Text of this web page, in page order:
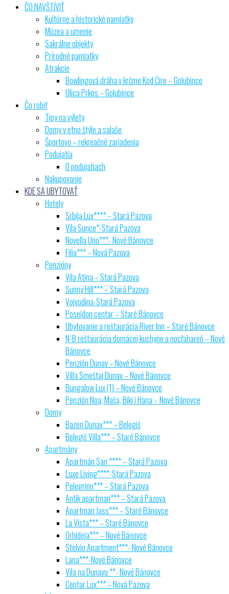
ČO NAVŠTĺVIŤ
Kultúrne a historické pamiatky
Múzea a umenie
Sakrálne objekty
Prírodné pamiatky
Atrakcie
Bowlingová dráha v krčme Kod Ćire – Golubince
Ulica Prkos – Golubince
Čo robiť
Tipy na výlety
Domy v etno štýle a salaše
Športovo – rekreačné zariadenia
Podujatia
O podujatiach
Nakupovanie
KDE SA UBYTOVAŤ
Hotely
Srbija Lux**** – Stará Pazova
Vila Sunce*-Stará Pazova
Novella Uno***- Nové Bánovce
Filia*** – Nová Pazova
Penzióny
Vila Atina – Stará Pazova
Sunny Hill*** – Stará Pazova
Vojvodina-Stará Pazova
Poseidon centar – Staré Bánovce
Ubytovanie a reštaurácia River Inn – Staré Bánovce
N-B reštaurácia domácej kuchyne a nocľahareň – Nové
Bánovce
Penzión Dunav – Nové Bánovce
Villa Smeštaj Dunav – Nové Bánovce
Bungalow Lux (1) – Nové Bánovce
Penzión Noa, Maša, Biki i Hana – Nové Bánovce
Domy
Bazen Dunav*** – Belegiš
Belegiš Villa*** – Staré Bánovce
Apartmány
Apartmán San **** – Stará Pazova
Luxe Living****-Stará Pazova
Pelegrino*** – Stará Pazova
Antik apartman*** – Stará Pazova
Apartman Jass*** – Staré Bánovce
La Vista*** – Staré Bánovce
Orhideja*** – Nové Bánovce
Stelvio Apartment***- Nové Bánovce
Lana***-Nové Bánovce
Vila na Dunavu **- Nové Bánovce
Centar Lux*** – Nová Pazova